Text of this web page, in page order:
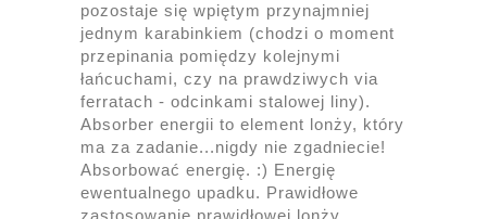
pozostaje się wpiętym przynajmniej
jednym karabinkiem (chodzi o moment
przepinania pomiędzy kolejnymi
łańcuchami, czy na prawdziwych via
ferratach - odcinkami stalowej liny).
Absorber energii to element lonży, który
ma za zadanie...nigdy nie zgadniecie!
Absorbować energię. :) Energię
ewentualnego upadku. Prawidłowe